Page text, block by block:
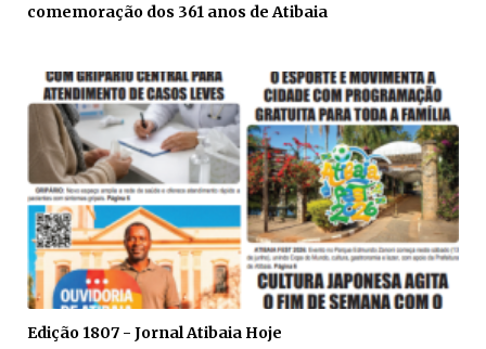
comemoração dos 361 anos de Atibaia
Edição 1807 - Jornal Atibaia Hoje